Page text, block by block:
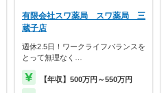
有限会社スワ薬局 スワ薬局 三
蔵子店
週休2.5日！ワークライフバランスを
とって無理なく…
【年収】500万円～550万円